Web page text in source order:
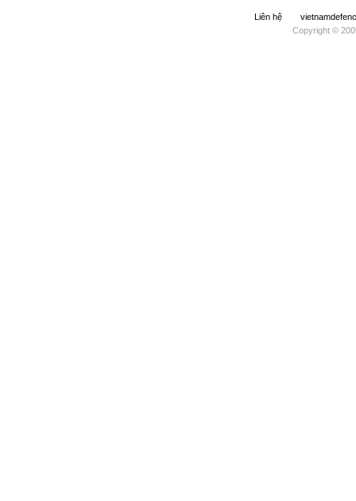
Liên hệ
Copyright ©